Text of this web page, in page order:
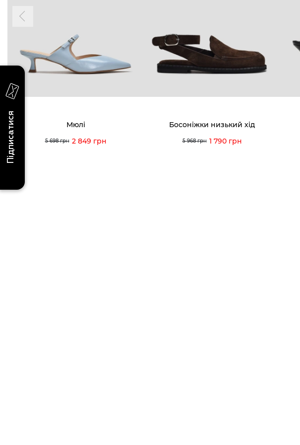
Мюлі
5 698 грн 2 849 грн
Босоніжки низький хід
5 968 грн 1 790 грн
Для неї
0 (973) 89-43-98
Підписатися